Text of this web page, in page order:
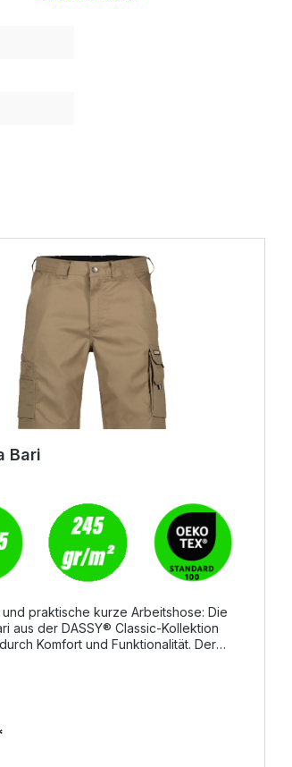
Bari
praktische kurze Arbeitshose: Die
aus der DASSY® Classic-Kollektion
Komfort und Funktionalität. Der
gefragt sind.Material und
61: 65% Polyester / 35%